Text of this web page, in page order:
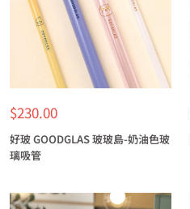
特
價
$230.00
好玻 GOODGLAS 玻玻島-奶油色玻
璃吸管